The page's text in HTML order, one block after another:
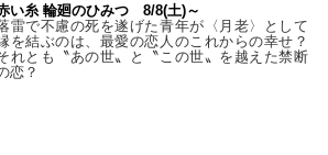
い糸 輪廻のひみつ 8/8(土)～
雷で不慮の死を遂げた青年が〈月老〉として
を結ぶのは、最愛の恋人のこれからの幸せ？
れとも〝あの世〟と〝この世〟を越えた禁断
恋？